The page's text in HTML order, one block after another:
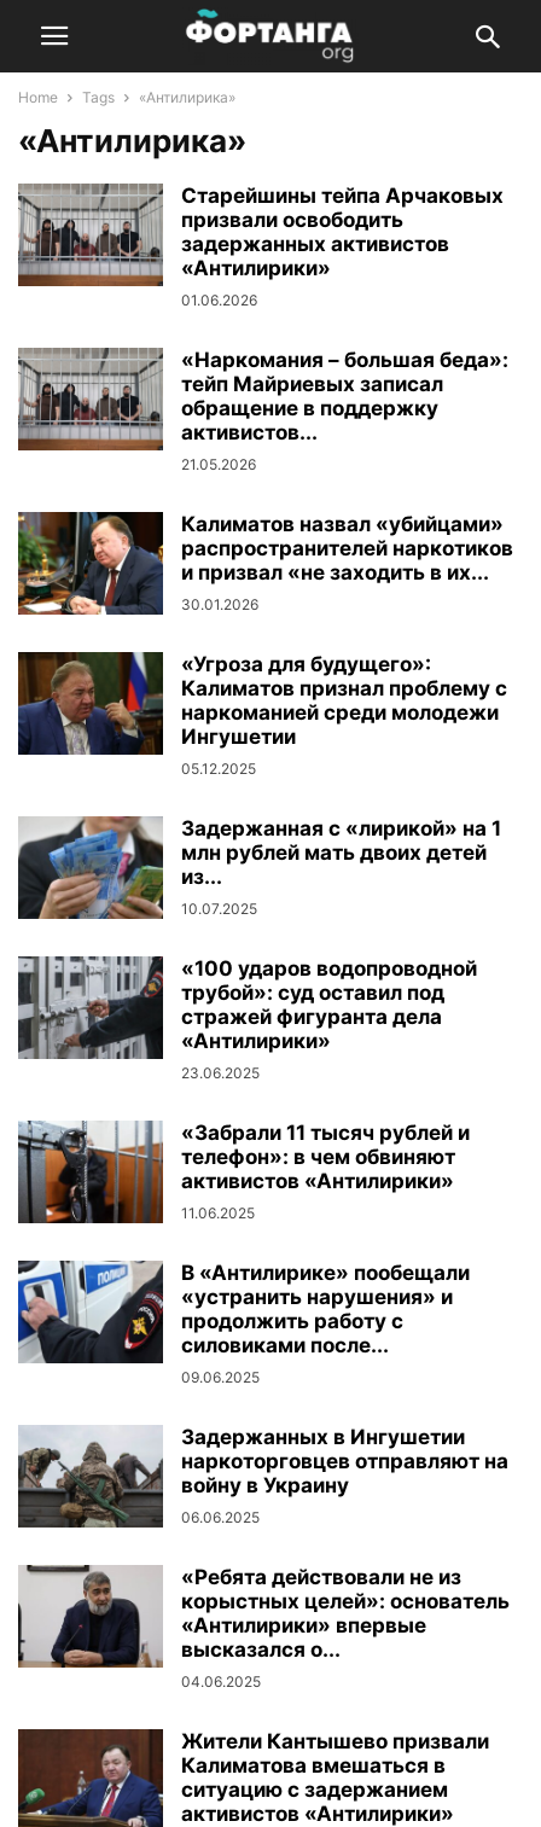
Home Tags «Антилирика»
«Антилирика»
Старейшины тейпа Арчаковых
призвали освободить
задержанных активистов
«Антилирики»
01.06.2026
«Наркомания – большая беда»:
тейп Майриевых записал
обращение в поддержку
активистов...
21.05.2026
Калиматов назвал «убийцами»
распространителей наркотиков
и призвал «не заходить в их...
30.01.2026
«Угроза для будущего»:
Калиматов признал проблему с
наркоманией среди молодежи
Ингушетии
05.12.2025
Задержанная с «лирикой» на 1
млн рублей мать двоих детей
из...
10.07.2025
«100 ударов водопроводной
трубой»: суд оставил под
стражей фигуранта дела
«Антилирики»
23.06.2025
«Забрали 11 тысяч рублей и
телефон»: в чем обвиняют
активистов «Антилирики»
11.06.2025
В «Антилирике» пообещали
«устранить нарушения» и
продолжить работу с
силовиками после...
09.06.2025
Задержанных в Ингушетии
наркоторговцев отправляют на
войну в Украину
06.06.2025
«Ребята действовали не из
корыстных целей»: основатель
«Антилирики» впервые
высказался о...
04.06.2025
Жители Кантышево призвали
Калиматова вмешаться в
ситуацию с задержанием
активистов «Антилирики»